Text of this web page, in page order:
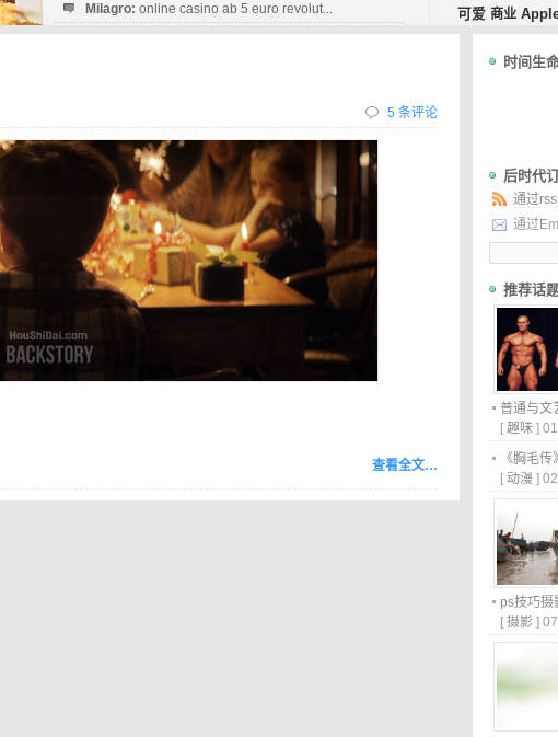
Milagro: online casino ab 5 euro revolut...
可爱 商业
5 条评论
查看全文…
时间生
后时代
通过
通过
推荐话
普通与文
[ 趣味 ]
《胸毛传》
[ 动漫 ]
ps技巧摄
[ 摄影 ]